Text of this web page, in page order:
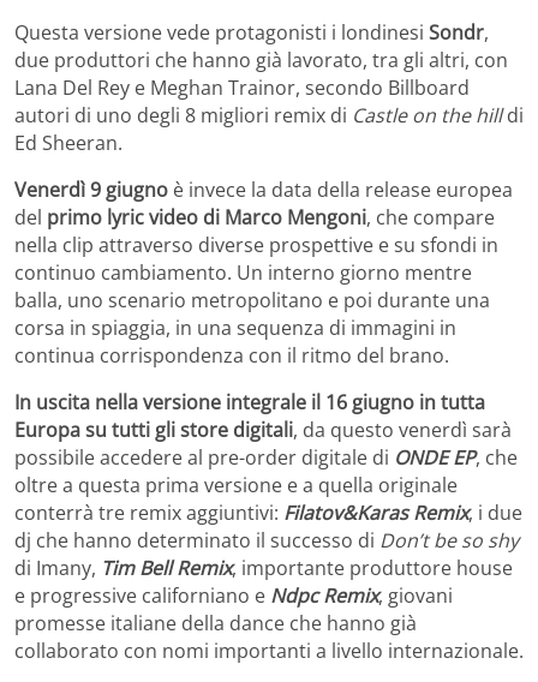
Questa versione vede protagonisti i londinesi Sondr,
due produttori che hanno già lavorato, tra gli altri, con
Lana Del Rey e Meghan Trainor, secondo Billboard
autori di uno degli 8 migliori remix di Castle on the hilldi
Ed Sheeran.
Venerdì 9 giugno è invece la data della release europea
del primo lyric video di Marco Mengoni, che compare
nella clip attraverso diverse prospettive e su sfondi in
continuo cambiamento. Un interno giorno mentre
balla, uno scenario metropolitano e poi durante una
corsa in spiaggia, in una sequenza di immagini in
continua corrispondenza con il ritmo del brano.
In uscita nella versione integrale il 16 giugno in tutta
Europa su tutti gli store digitali, da questo venerdì sarà
possibile accedere al pre-order digitale di ONDE EP, che
oltre a questa prima versione e a quella originale
conterrà tre remix aggiuntivi: Filatov&Karas Remix, i due
dj che hanno determinato il successo di Don’t be so shy
di Imany, Tim Bell Remix, importante produttore house
e progressive californiano e Ndpc Remix, giovani
promesse italiane della dance che hanno già
collaborato con nomi importanti a livello internazionale.